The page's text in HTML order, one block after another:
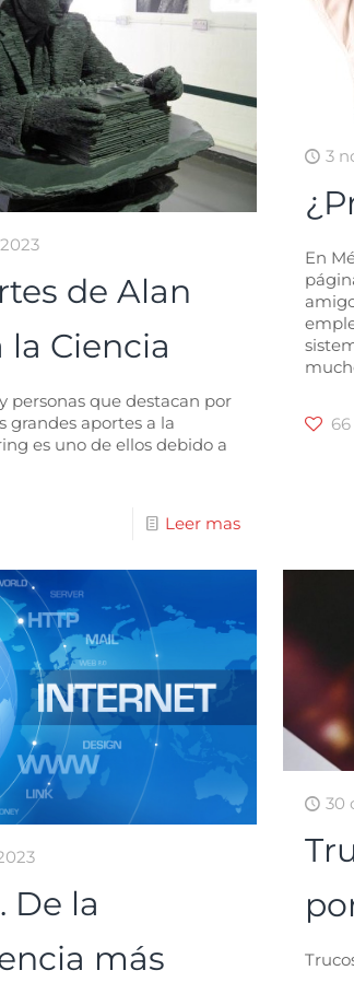
de Alan
Ciencia
personas que destacan por
grandes aportes a la
es uno de ellos debido a
Leer mas
3
En
66
De la
más
30